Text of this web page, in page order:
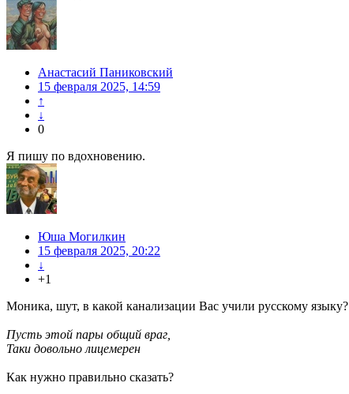
Анастасий Паниковский
15 февраля 2025, 14:59
↑
↓
0
Я пишу по вдохновению.
Юша Могилкин
15 февраля 2025, 20:22
↓
+1
Моника, шут, в какой канализации Вас учили русскому языку?
Пусть этой пары общий враг,
Таки довольно лицемерен
Как нужно правильно сказать?